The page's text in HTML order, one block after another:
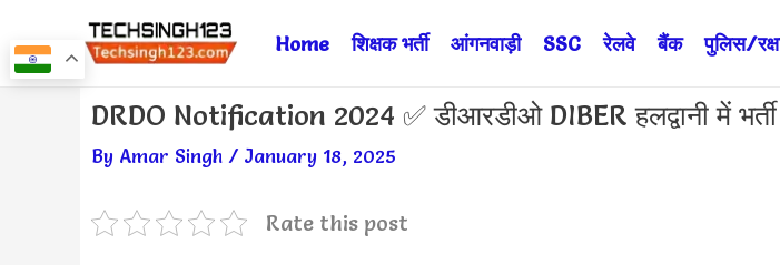
to
Home शिक्षक भर्ती आंगनवाड़ी SSC रेलवे बैंक पुलिस/
DRDO Notification 2024 ✅ डीआरडीओ DIBER हलद्वानी में भर्ती
By Amar Singh / January 18, 2025
Rate this post
Post